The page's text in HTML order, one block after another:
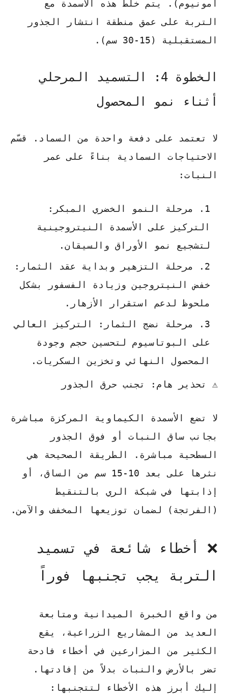
أمونيوم). يتم خلط هذه الأسمدة مع
التربة على عمق منطقة انتشار الجذور
المستقبلية (15-30 سم).
الخطوة 4: التسميد المرحلي
أثناء نمو المحصول
لا تعتمد على دفعة واحدة من السماد. قسّم
الاحتياجات السمادية بناءً على عمر
النبات:
مرحلة النمو الخضري المبكر:
التركيز على الأسمدة النيتروجينية
لتشجيع نمو الأوراق والسيقان.
مرحلة التزهير وبداية عقد الثمار:
خفض النيتروجين وزيادة الفسفور بشكل
ملحوظ لدعم استقرار الأزهار.
مرحلة نضج الثمار:
التركيز العالي
على البوتاسيوم لتحسين حجم وجودة
المحصول النهائي وتخزين السكريات.
⚠️ تحذير هام: تجنب حرق الجذور
لا تضع الأسمدة الكيماوية المركزة مباشرة
بجانب ساق النبات أو فوق الجذور
السطحية مباشرة. الطريقة الصحيحة هي
نثرها على بعد 10-15 سم من الساق، أو
إذابتها في شبكة الري بالتنقيط
(الفرتجة) لضمان توزيعها المخفف والآمن.
❌ أخطاء شائعة في تسميد
التربة يجب تجنبها فوراً
من واقع الخبرة الميدانية ومتابعة
العديد من المشاريع الزراعية، يقع
الكثير من المزارعين في أخطاء فادحة
تضر بالأرض والنبات بدلاً من إفادتها.
إليك أبرز هذه الأخطاء لتتجنبها: